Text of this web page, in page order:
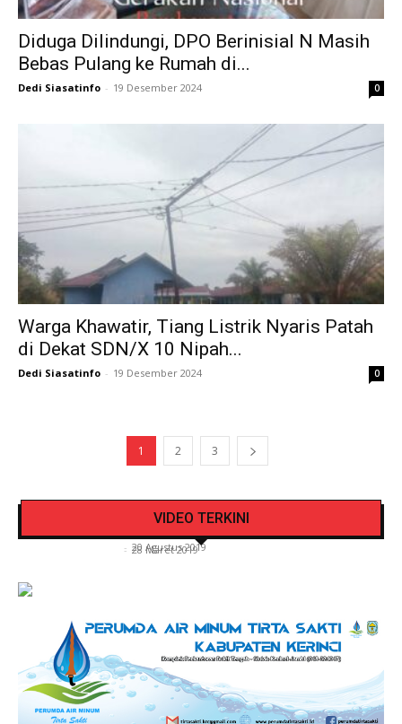
Diduga Dilindungi, DPO Berinisial N Masih
Bebas Pulang ke Rumah di...
Dedi Siasatinfo - 19 Desember 2024 0
Warga Khawatir, Tiang Listrik Nyaris Patah
di Dekat SDN/X 10 Nipah...
Dedi Siasatinfo - 19 Desember 2024 0
1 2 3
VIDEO TERKINI
Video Detik Evakuasi Jasad Iglesias di Gunung
- 20 Agustus 2019
Lantas Polres Kerinci Beri Pengendara Segelas
- 28 Maret 2019